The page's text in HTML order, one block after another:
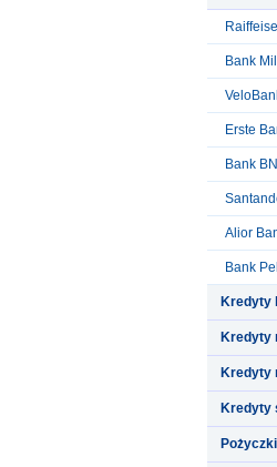
Bank
Erste
Bank
Alior
Bank
Kredyty
Kredyty
Kredyty
Kredyty